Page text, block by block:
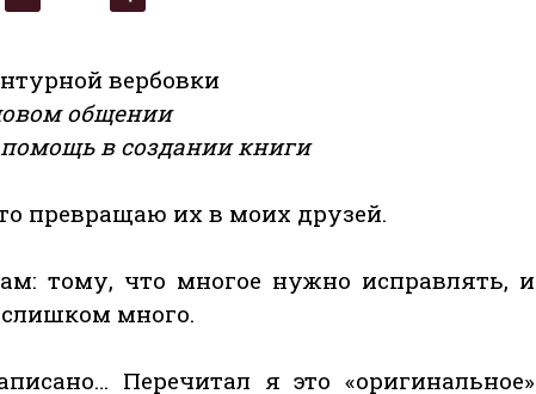
вербовки
общении
в создании книги
превращаю их в моих друзей.
тому, что многое нужно исправлять, и
много.
Перечитал я это «оригинальное»